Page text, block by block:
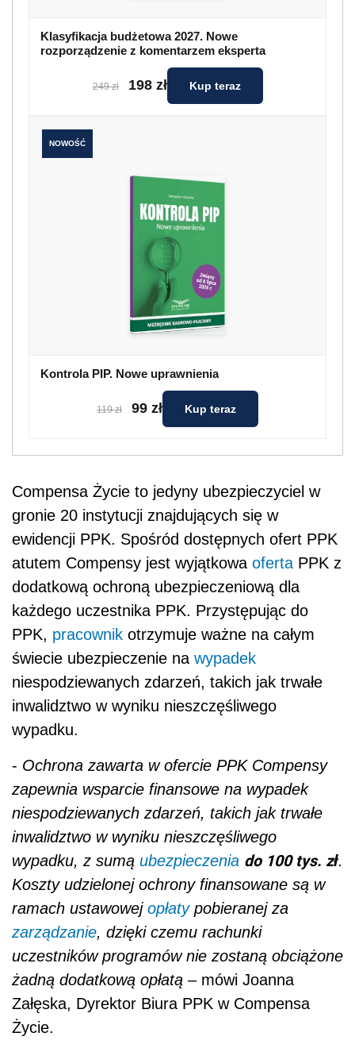
Klasyfikacja budżetowa 2027. Nowe
rozporządzenie z komentarzem eksperta
249 zł 198 zł Kup teraz
NOWOŚĆ
Kontrola PIP. Nowe uprawnienia
119 zł 99 zł Kup teraz
Compensa Życie to jedyny ubezpieczyciel w
gronie 20 instytucji znajdujących się w
ewidencji PPK. Spośród dostępnych ofert PPK
atutem Compensy jest wyjątkowa oferta PPK z
dodatkową ochroną ubezpieczeniową dla
każdego uczestnika PPK. Przystępując do
PPK, pracownik otrzymuje ważne na całym
świecie ubezpieczenie na wypadek
niespodziewanych zdarzeń, takich jak trwałe
inwalidztwo w wyniku nieszczęśliwego
wypadku.
- Ochrona zawarta w ofercie PPK Compensy
zapewnia wsparcie finansowe na wypadek
niespodziewanych zdarzeń, takich jak trwałe
inwalidztwo w wyniku nieszczęśliwego
wypadku, z sumą ubezpieczenia do 100 tys. zł.
Koszty udzielonej ochrony finansowane są w
ramach ustawowej opłatypobieranej za
zarządzanie, dzięki czemu rachunki
uczestników programów nie zostaną obciążone
żadną dodatkową opłatą – mówi Joanna
Załęska, Dyrektor Biura PPK w Compensa
Życie.